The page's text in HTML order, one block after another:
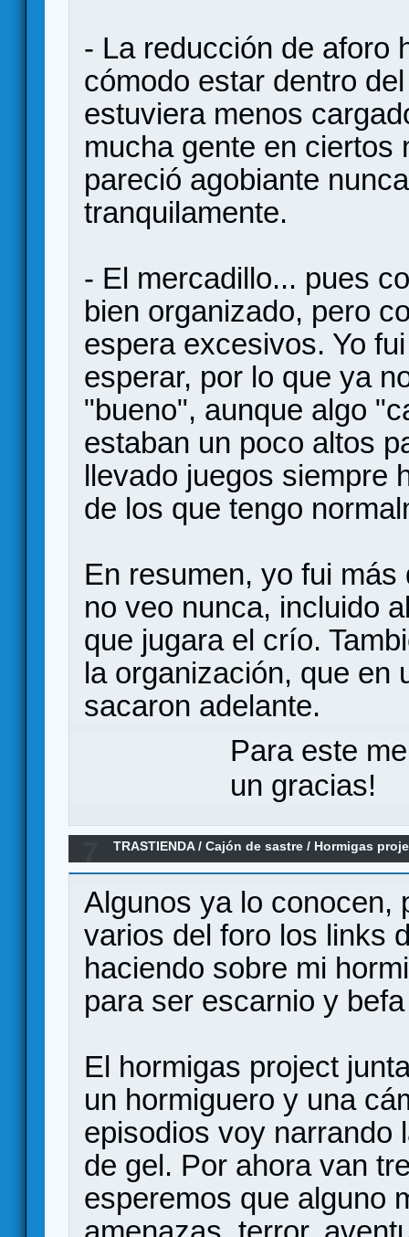
- La reducción de aforo
cómodo estar dentro
estuviera menos
mucha gente en ciertos
pareció agobiante
tranquilamente.
- El mercadillo... pues
bien organizado, pero
espera excesivos. Yo
esperar, por lo que ya
"bueno", aunque algo
estaban un poco altos
llevado juegos siempre
de los que tengo
En resumen, yo fui
no veo nunca, incluido
que jugara el crío.
la organización, que en
sacaron adelante.
Para este
un gracias!
TRASTIENDA/Cajón de sastre / Hormigas
Algunos ya lo conocen,
varios del foro los links
haciendo sobre mi
para ser escarnio y
El hormigas project
un hormiguero y una
episodios voy narrando
de gel. Por ahora van
esperemos que alguno